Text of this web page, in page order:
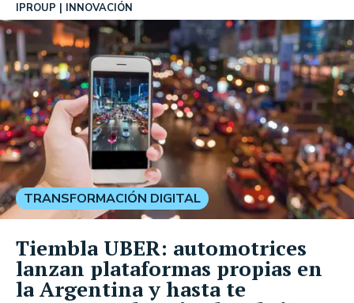
IPROUP INNOVACIÓN
TRANSFORMACIÓN DIGITAL
Tiembla UBER: automotrices
lanzan plataformas propias en
la Argentina y hasta te